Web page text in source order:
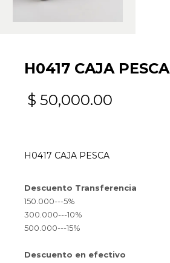
H0417 CAJA PESCA
$ 50,000.00
H0417 CAJA PESCA
Descuento Transferencia
150.000---5%
300.000---10%
500.000---15%
Descuento en efectivo